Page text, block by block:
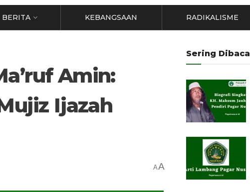
BERITA KEBANGSAAN RADIKALISME
Amin:
Ijazah
AA
Sering Dibaca